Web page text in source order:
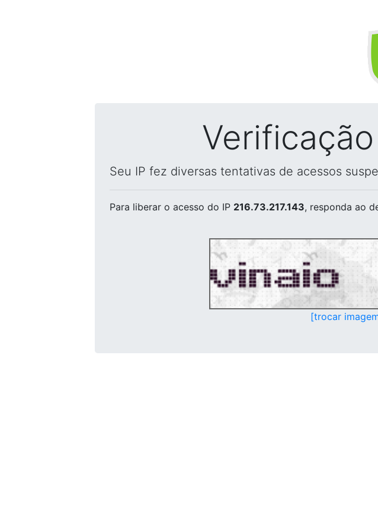
Seu IP fez diversas tentativas de acessos
Para liberar o acesso do IP 216.73.217.143, responda ao
[trocar